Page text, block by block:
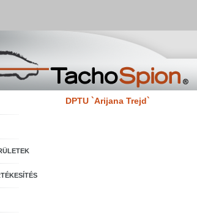
DPTU `Arijana Trejd`